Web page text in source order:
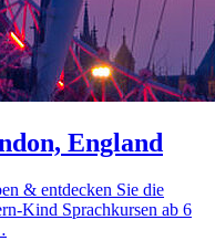
England
& entdecken Sie die
Kind Sprachkursen ab 6